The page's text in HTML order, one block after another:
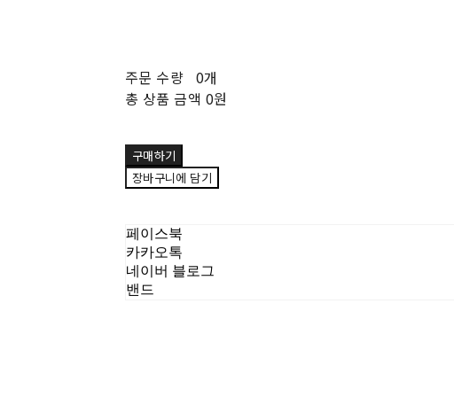
주문 수량 0개
총 상품 금액 0원
구매하기
장바구니에 담기
페이스북
카카오톡
네이버 블로그
밴드